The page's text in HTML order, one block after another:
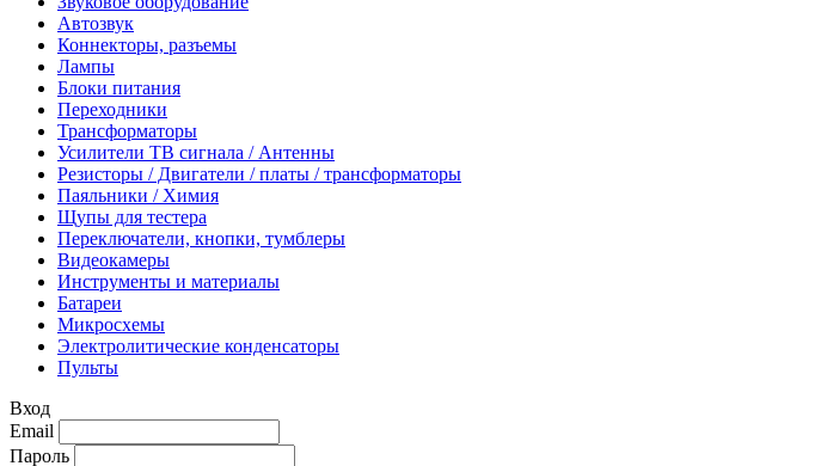
Автозвук
Коннекторы, разъемы
Лампы
Блоки питания
Переходники
Трансформаторы
Усилители ТВ сигнала / Антенны
Резисторы / Двигатели / платы / трансформаторы
Паяльники / Химия
Щупы для тестера
Переключатели, кнопки, тумблеры
Видеокамеры
Инструменты и материалы
Батареи
Микросхемы
Электролитические конденсаторы
Пульты
Вход
Email
Пароль